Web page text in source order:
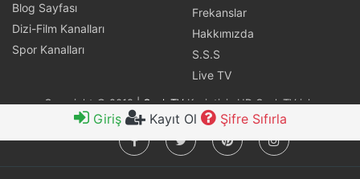
Giriş Kayıt Ol Şifre Sıfırla
Blog Sayfası
Dizi-Film Kanalları
Spor Kanalları
Frekanslar
Hakkımızda
S.S.S
Live TV
Copyright © 2019 |Canlı TVKesintisiz HD Canlı TV izle